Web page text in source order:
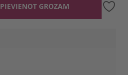
PIEVIENOT GROZAM